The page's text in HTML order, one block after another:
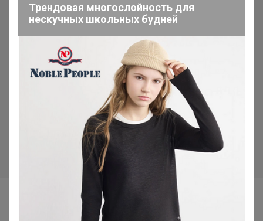
Самые желанные
Трендовая многослойность для
нескучных школьных будней